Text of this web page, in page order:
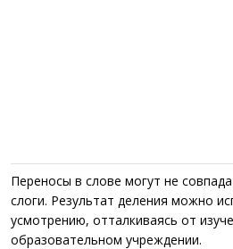
Переносы в слове могут не
слоги. Результат деления можно
усмотрению, отталкиваясь от
образовательном учреждении.